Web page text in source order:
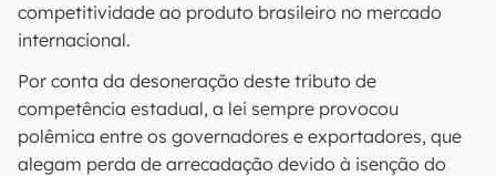
competitividade ao produto brasileiro no mercado
internacional.
Por conta da desoneração deste tributo de
competência estadual, a lei sempre provocou
polêmica entre os governadores e exportadores, que
alegam perda de arrecadação devido à isenção do